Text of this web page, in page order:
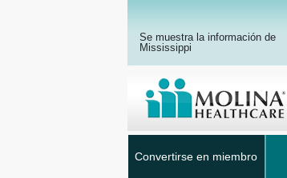
Se muestra la información de
Mississippi
Convertirse en miembro